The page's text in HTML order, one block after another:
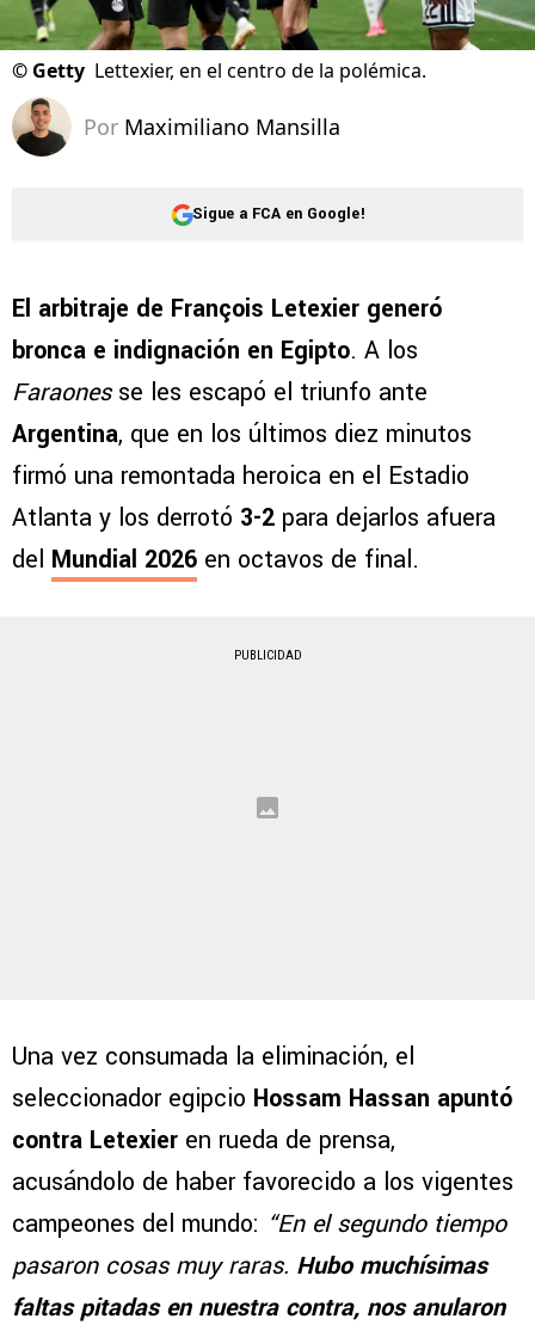
© Getty Lettexier, en el centro de la polémica.
Por Maximiliano Mansilla
Sigue a FCA en Google!
El arbitraje de François Letexier generó
bronca e indignación en Egipto. A los
Faraonesse les escapó el triunfo ante
Argentina, que en los últimos diez minutos
firmó una remontada heroica en el Estadio
Atlanta y los derrotó 3-2 para dejarlos afuera
del Mundial 2026 en octavos de final.
PUBLICIDAD
Una vez consumada la eliminación, el
seleccionador egipcio Hossam Hassan apuntó
contra Letexier en rueda de prensa,
acusándolo de haber favorecido a los vigentes
campeones del mundo: “En el segundo tiempo
pasaron cosas muy raras. Hubo muchísimas
faltas pitadas en nuestra contra, nos anularon